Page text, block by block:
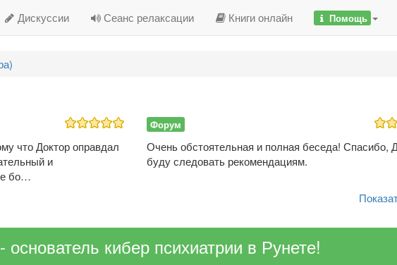
Дискуссии Сеанс релаксации Книги онлайн Помощь
что Доктор оправдал
и
бо…
Форум
Очень обстоятельная и полная беседа! Спасибо,
буду следовать рекомендациям.
основатель кибер психиатрии в Рунете!